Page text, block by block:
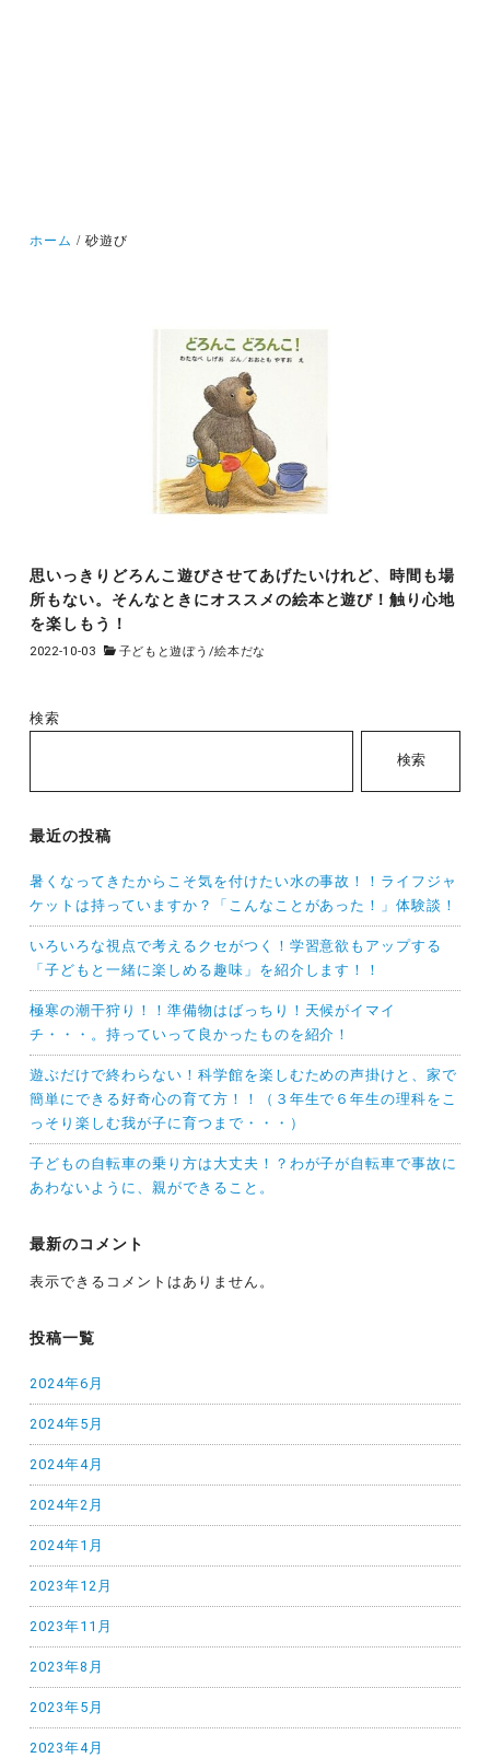
ホーム 砂遊び
思いっきりどろんこ遊びさせてあげたいけれど、時間も場
所もない。そんなときにオススメの絵本と遊び！触り心地
を楽しもう！
2022-10-03 子どもと遊ぼう /絵本だな
検索
検索
最近の投稿
暑くなってきたからこそ気を付けたい水の事故！！ライフジャ
ケットは持っていますか？「こんなことがあった！」体験談！
いろいろな視点で考えるクセがつく！学習意欲もアップする
「子どもと一緒に楽しめる趣味」を紹介します！！
極寒の潮干狩り！！準備物はばっちり！天候がイマイ
チ・・・。持っていって良かったものを紹介！
遊ぶだけで終わらない！科学館を楽しむための声掛けと、家で
簡単にできる好奇心の育て方！！（３年生で６年生の理科をこ
っそり楽しむ我が子に育つまで・・・）
子どもの自転車の乗り方は大丈夫！？わが子が自転車で事故に
あわないように、親ができること。
最新のコメント
表示できるコメントはありません。
投稿一覧
2024年6月
2024年5月
2024年4月
2024年2月
2024年1月
2023年12月
2023年11月
2023年8月
2023年5月
2023年4月